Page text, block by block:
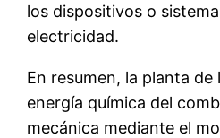
los dispositivos o
electricidad.
En resumen, la planta
energía química del
mecánica mediante el